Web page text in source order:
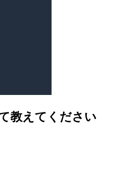
教えてください